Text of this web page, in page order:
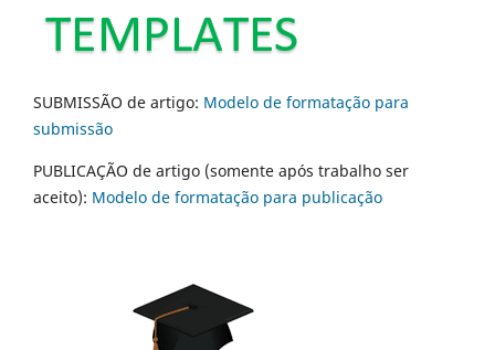
SUBMISSÃO de artigo: Modelo de formatação para
submissão
PUBLICAÇÃO de artigo (somente após trabalho ser
aceito): Modelo de formatação para publicação